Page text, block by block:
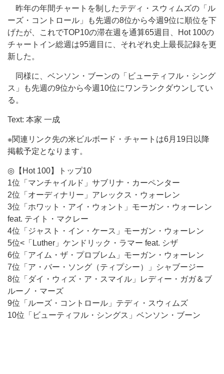
昨年の年間チャートを制したテディ・スウィムズの「ル
ーズ・コントロール」も先週の8位から今週9位に順位を下
げたが、これでTOP10の滞在週を通算65週目、Hot 100の
チャートイン総週は95週目に、それぞれ史上最長記録を更
新した。
同様に、ベンソン・ブーンの「ビューティフル・シング
ス」も先週の9位から今週10位にワンランクダウンしてい
る。
Text: 本家 一成
※関連リンク先の米ビルボード・チャートは6月19日以降
掲載予定となります。
◎【Hot 100】トップ10
1位「マンチャイルド」サブリナ・カーペンター
2位「オーディナリー」アレックス・ウォーレン
3位「ホワット・アイ・ウォント」モーガン・ウォーレン
feat. テイト・マクレー
4位「ジャスト・イン・ケース」モーガン・ウォーレン
5位<「Luther」ケンドリック・ラマー feat. シザ
6位「アイム・ザ・プロブレム」モーガン・ウォーレン
7位「ア・バー・ソング（ティプシー）」シャブージー
8位「ダイ・ウィズ・ア・スマイル」レディー・ガガ＆ブ
ルーノ・マーズ
9位「ルーズ・コントロール」テディ・スウィムズ
10位「ビューティフル・シングス」ベンソン・ブーン